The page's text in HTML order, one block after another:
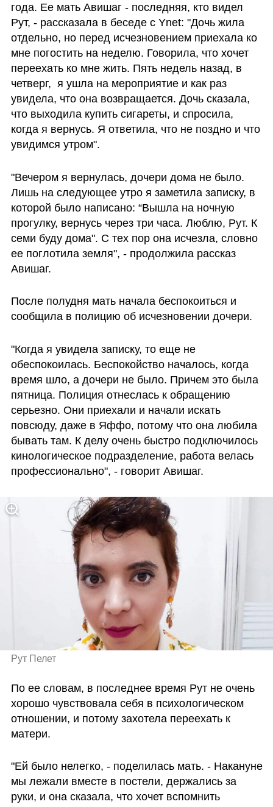
года. Ее мать Авишаг - последняя, кто видел
Рут, - рассказала в беседе с Ynet: "Дочь жила
отдельно, но перед исчезновением приехала ко
мне погостить на неделю. Говорила, что хочет
переехать ко мне жить. Пять недель назад, в
четверг,  я ушла на мероприятие и как раз
увидела, что она возвращается. Дочь сказала,
что выходила купить сигареты, и спросила,
когда я вернусь. Я ответила, что не поздно и что
увидимся утром".
"Вечером я вернулась, дочери дома не было.
Лишь на следующее утро я заметила записку, в
которой было написано: “Вышла на ночную
прогулку, вернусь через три часа. Люблю, Рут. К
семи буду дома". С тех пор она исчезла, словно
ее поглотила земля", - продолжила рассказ
Авишаг.
После полудня мать начала беспокоиться и
сообщила в полицию об исчезновении дочери.
"Когда я увидела записку, то еще не
обеспокоилась. Беспокойство началось, когда
время шло, а дочери не было. Причем это была
пятница. Полиция отнеслась к обращению
серьезно. Они приехали и начали искать
повсюду, даже в Яффо, потому что она любила
бывать там. К делу очень быстро подключилось
кинологическое подразделение, работа велась
профессионально", - говорит Авишаг.
Рут Пелет
По ее словам, в последнее время Рут не очень
хорошо чувствовала себя в психологическом
отношении, и потому захотела переехать к
матери.
"Ей было нелегко, - поделилась мать. - Накануне
мы лежали вместе в постели, держались за
руки, и она сказала, что хочет вспомнить